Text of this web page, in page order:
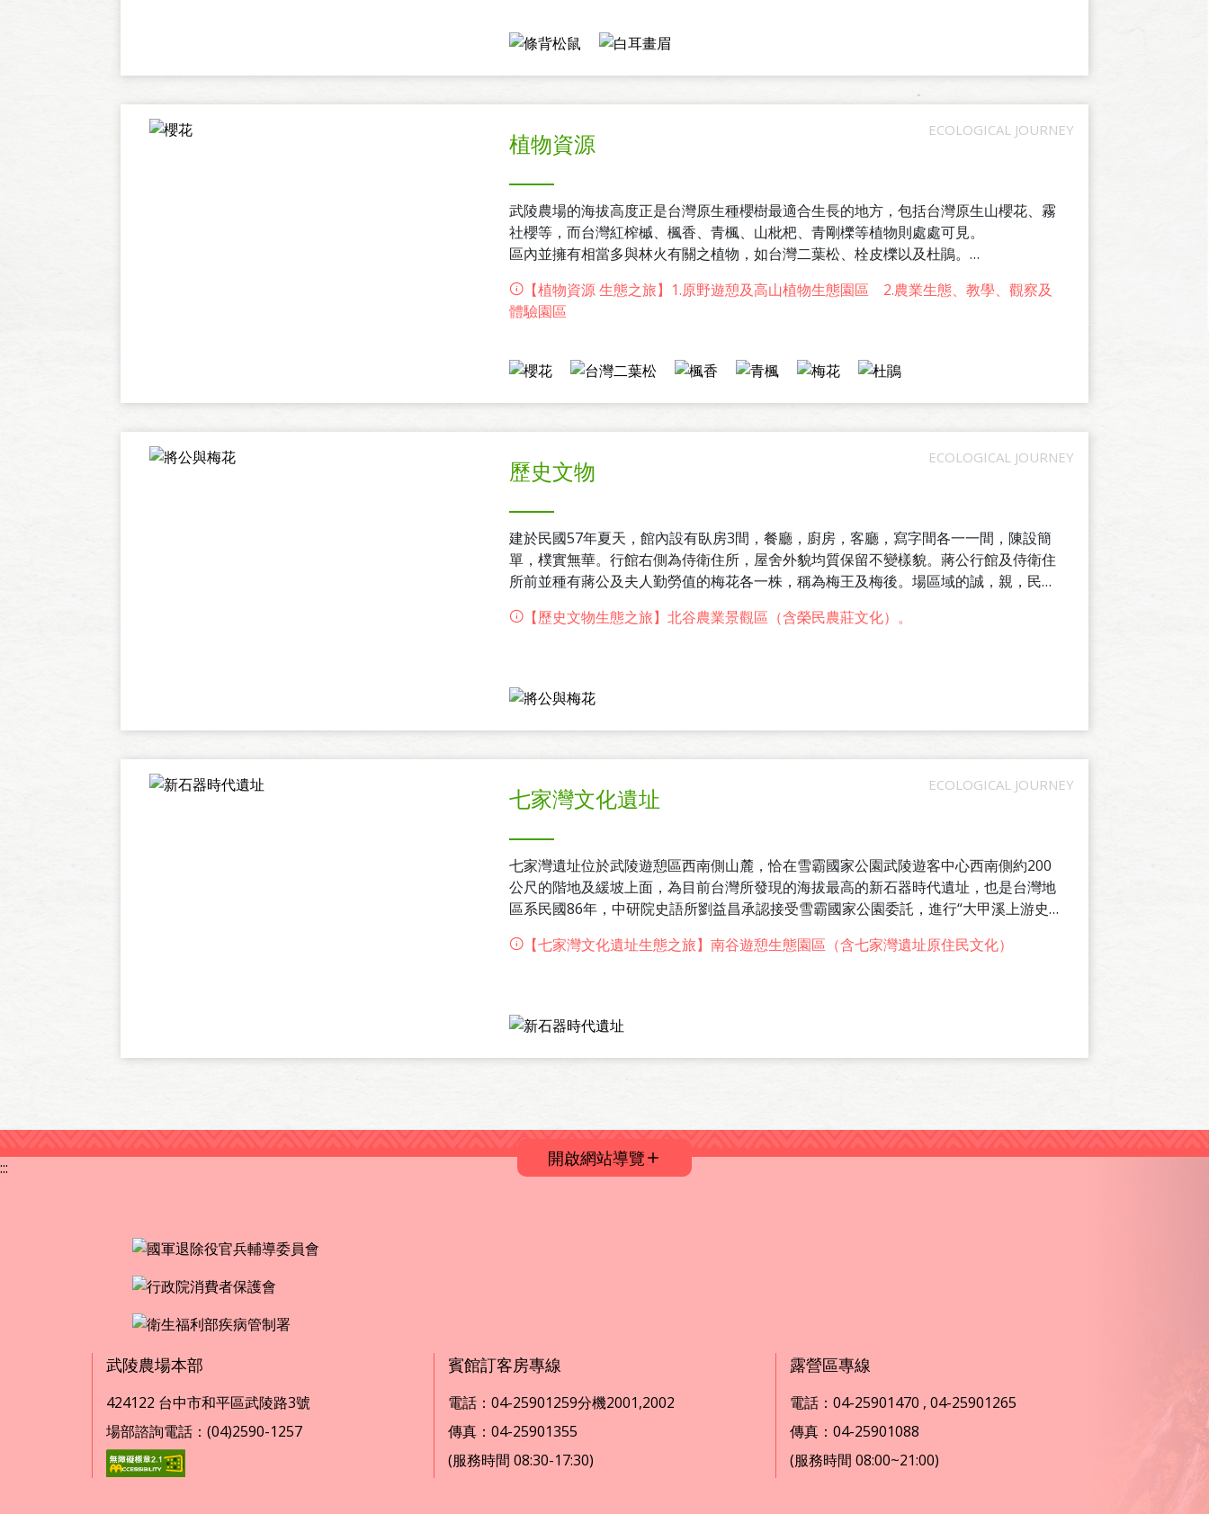
植物資源
武陵農場的海拔高度正是台灣原生種櫻樹最適合生長的地方，包括台灣原生山櫻花、霧
社櫻等，而台灣紅榨槭、楓香、青楓、山枇杷、青剛櫟等植物則處處可見。
區內並擁有相當多與林火有關之植物，如台灣二葉松、栓皮櫟以及杜鵑。
植物8科24種、裸子植物3科5種、雙子葉植物56科161種、單子葉植物7科15種，植物
資源相當豐富。
【植物資源 生態之旅】1.原野遊憩及高山植物生態園區 2.農業生態、教學、觀察及
體驗園區
歷史文物
建於民國57年夏天，館內設有臥房3間，餐廳，廚房，客廳，寫字間各一一間，陳設簡
單，樸實無華。行館右側為侍衛住所，屋舍外貌均質保留不變樣貌。蔣公行館及侍衛住
所前並種有蔣公及夫人勤勞值的梅花各一株，稱為梅王及梅後。場區域的誠，親，民，
集耕合營生產，胼手胝足開挳出上室內的百姓良田。寢室內僅擺設簡單的床鋪，桌椅，
莊文物館，呈現當年榮民弟兄辛苦開墾的照片，農具及生活文物。
【歷史文物生態之旅】北谷農業景觀區（含榮民農莊文化）。
七家灣文化遺址
七家灣遺址位於武陵遊憩區西南側山麓，恰在雪霸國家公園武陵遊客中心西南側約200
公尺的階地及緩坡上面，為目前台灣所發現的海拔最高的新石器時代遺址，也是台灣地
區系民國86年，中研院史語所劉益昌承認接受雪霸國家公園委託，進行“大甲溪上游史
說話試掘與搶救發掘工作。本場為保存此遺址，將文物放置武陵富野渡假村大廳展示。
【七家灣文化遺址生態之旅】南谷遊憩生態園區（含七家灣遺址原住民文化）
::: 開啟網站導覽
武陵農場本部
424122 台中市和平區武陵路3號
場部諮詢電話：(04)2590-1257
賓館訂客房專線
電話：04-25901259分機2001,2002
傳真：04-25901355
(服務時間 08:30-17:30)
露營區專線
電話：04-25901470 , 04-25901265
傳真：04-25901088
(服務時間 08:00~21:00)